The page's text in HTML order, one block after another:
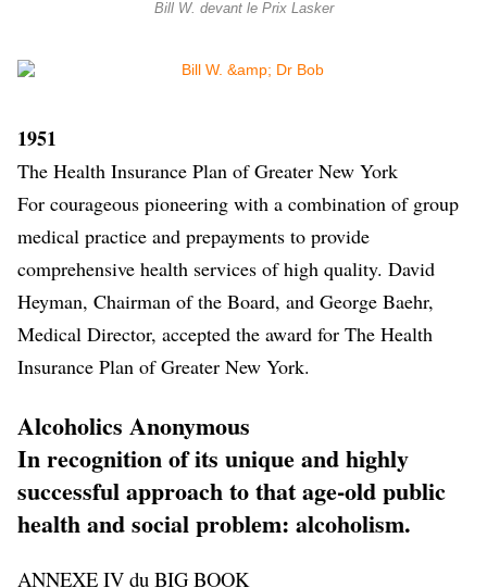
Bill W. devant le Prix Lasker
1951
The Health Insurance Plan of Greater New York
For courageous pioneering with a combination of group
medical practice and prepayments to provide
comprehensive health services of high quality. David
Heyman, Chairman of the Board, and George Baehr,
Medical Director, accepted the award for The Health
Insurance Plan of Greater New York.
Alcoholics Anonymous
In recognition of its unique and highly
successful approach to that age-old public
health and social problem: alcoholism.
ANNEXE IV du BIG BOOK